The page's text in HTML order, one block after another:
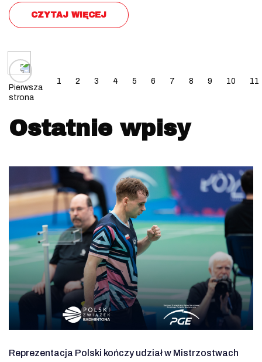
CZYTAJ WIĘCEJ
Posts navigation
Pierwsza
strona
1 2 3 4 5 6 7 8 9 10 11
Ostatnie wpisy
Reprezentacja Polski kończy udział w Mistrzostwach